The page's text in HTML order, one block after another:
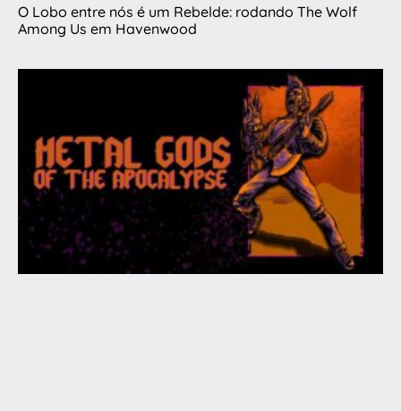
O Lobo entre nós é um Rebelde: rodando The Wolf
Among Us em Havenwood